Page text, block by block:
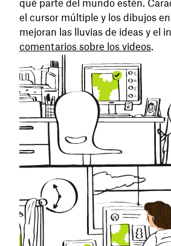
qué parte del mundo estén.
el cursor múltiple y los dibujos
mejoran las lluvias de ideas y el
comentarios sobre los videos.